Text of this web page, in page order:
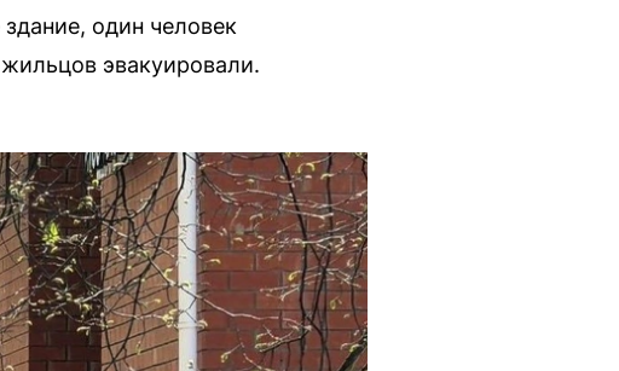
один человек
эвакуировали.